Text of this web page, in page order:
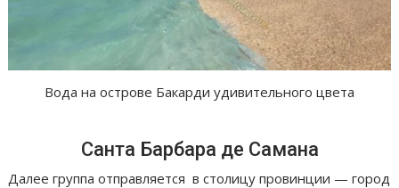
Вода на острове Бакарди удивительного цвета
Санта Барбара де Самана
Далее группа отправляется в столицу провинции — город